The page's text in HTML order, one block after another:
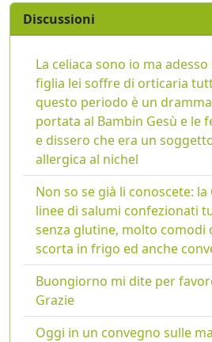
Discussioni
La celiaca sono io ma
figlia lei soffre di orticaria
questo periodo è un
portata al Bambin Gesù e le
e dissero che era un
allergica al nichel
Non so se già li conoscete:
linee di salumi confezionati
senza glutine, molto comodi
scorta in frigo ed anche
Buongiorno mi dite per
Grazie
Oggi in un convegno sulle